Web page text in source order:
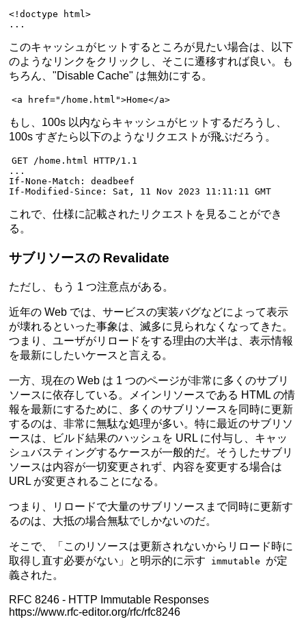
<!doctype html>
...
このキャッシュがヒットするところが見たい場合は、以下
のようなリンクをクリックし、そこに遷移すれば良い。も
ちろん、"Disable Cache" は無効にする。
<a href="/home.html">Home</a>
もし、100s 以内ならキャッシュがヒットするだろうし、
100s すぎたら以下のようなリクエストが飛ぶだろう。
GET /home.html HTTP/1.1
...
If-None-Match :
deadbeef
If-Modified-Since : Sat, 11 Nov 2023 11:11:11 GMT
これで、仕様に記載されたリクエストを見ることができ
る。
サブリソースの Revalidate
ただし、もう 1 つ注意点がある。
近年の Web では、サービスの実装バグなどによって表示
が壊れるといった事象は、滅多に見られなくなってきた。
つまり、ユーザがリロードをする理由の大半は、表示情報
を最新にしたいケースと言える。
一方、現在の Web は 1 つのページが非常に多くのサブリ
ソースに依存している。メインリソースである HTML の情
報を最新にするために、多くのサブリソースを同時に更新
するのは、非常に無駄な処理が多い。特に最近のサブリソ
ースは、ビルド結果のハッシュを URL に付与し、キャッ
シュバスティングするケースが一般的だ。そうしたサブリ
ソースは内容が一切変更されず、内容を変更する場合は
URL が変更されることになる。
つまり、リロードで大量のサブリソースまで同時に更新す
るのは、大抵の場合無駄でしかないのだ。
そこで、「このリソースは更新されないからリロード時に
取得し直す必要がない」と明示的に示す
immutable
が定
義された。
RFC 8246 - HTTP Immutable Responses
https://www.rfc-editor.org/rfc/rfc8246